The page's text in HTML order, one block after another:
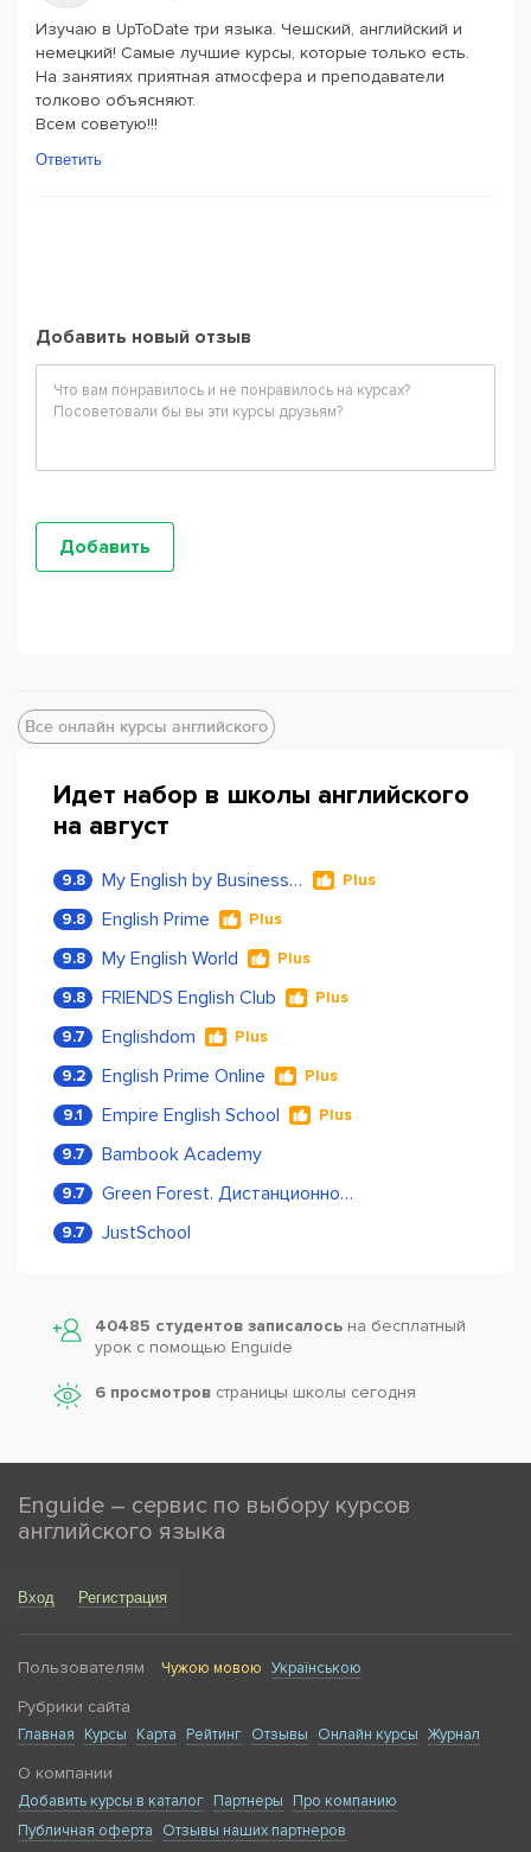
Изучаю в UpToDate три языка. Чешский, английский и
немецкий! Самые лучшие курсы, которые только есть.
На занятиях приятная атмосфера и преподаватели
толково объясняют.
Всем советую!!!
Ответить
Добавить новый отзыв
Все онлайн курсы английского
Идет набор в школы английского
на август
9.8 My English by Business Language Plus
9.8 English Prime Plus
9.8 My English World Plus
9.8 FRIENDS English Club Plus
9.7 Englishdom Plus
9.2 English Prime Online Plus
9.1 Empire English School Plus
9.7 Bambook Academy
9.7 Green Forest. Дистанционное обучение
9.7 JustSchool
40485 студентов записалось на бесплатный
урок с помощью Enguide
6 просмотров страницы школы сегодня
Enguide – сервис по выбору курсов
английского языка
Вход Регистрация
Пользователям Чужою мовою Українською
Рубрики сайта
Главная Курсы Карта Рейтинг Отзывы Онлайн курсы Журнал
О компании
Добавить курсы в каталог Партнеры
Про компанию
Публичная оферта
Отзывы наших партнеров